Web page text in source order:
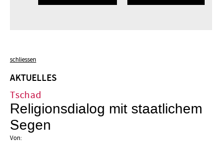
schliessen
AKTUELLES
Tschad
Religionsdialog mit staatlichem
Segen
Von: